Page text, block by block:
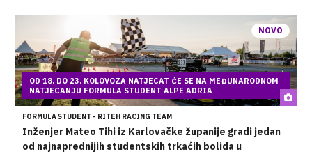
NOVO
OD 18. DO 23. KOLOVOZA NATJECAT ĆE SE NA MEĐUNARODNOM
NATJECANJU FORMULA STUDENT ALPE ADRIA
FORMULA STUDENT - RITEH RACING TEAM
Inženjer Mateo Tihi iz Karlovačke županije gradi jedan
od najnaprednijih studentskih trkaćih bolida u